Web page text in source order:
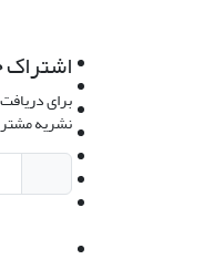
اشتراک
برای
نشریه